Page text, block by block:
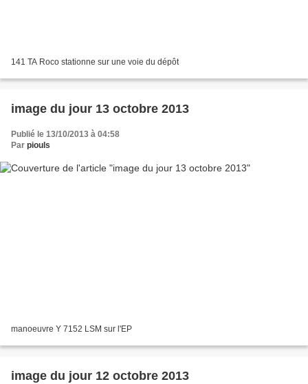
141 TA Roco stationne sur une voie du dépôt
image du jour 13 octobre 2013
Publié le 13/10/2013 à 04:58
Par piouls
manoeuvre Y 7152 LSM sur l'EP
image du jour 12 octobre 2013